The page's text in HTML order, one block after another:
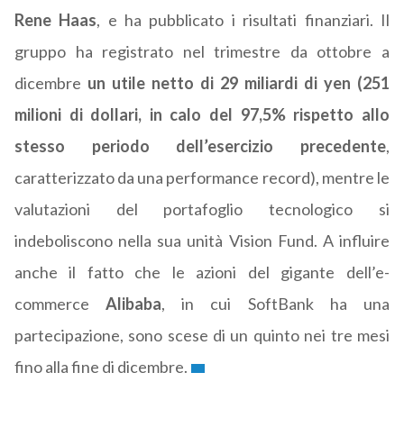
Rene Haas, e ha pubblicato i risultati finanziari. Il
gruppo ha registrato nel trimestre da ottobre a
dicembre un utile netto di 29 miliardi di yen (251
milioni di dollari, in calo del 97,5% rispetto allo
stesso periodo dell’esercizio precedente,
caratterizzato da una performance record), mentre le
valutazioni del portafoglio tecnologico si
indeboliscono nella sua unità Vision Fund. A influire
anche il fatto che le azioni del gigante dell’e-
commerceAlibaba, in cui SoftBank ha una
partecipazione, sono scese di un quinto nei tre mesi
fino alla fine di dicembre.